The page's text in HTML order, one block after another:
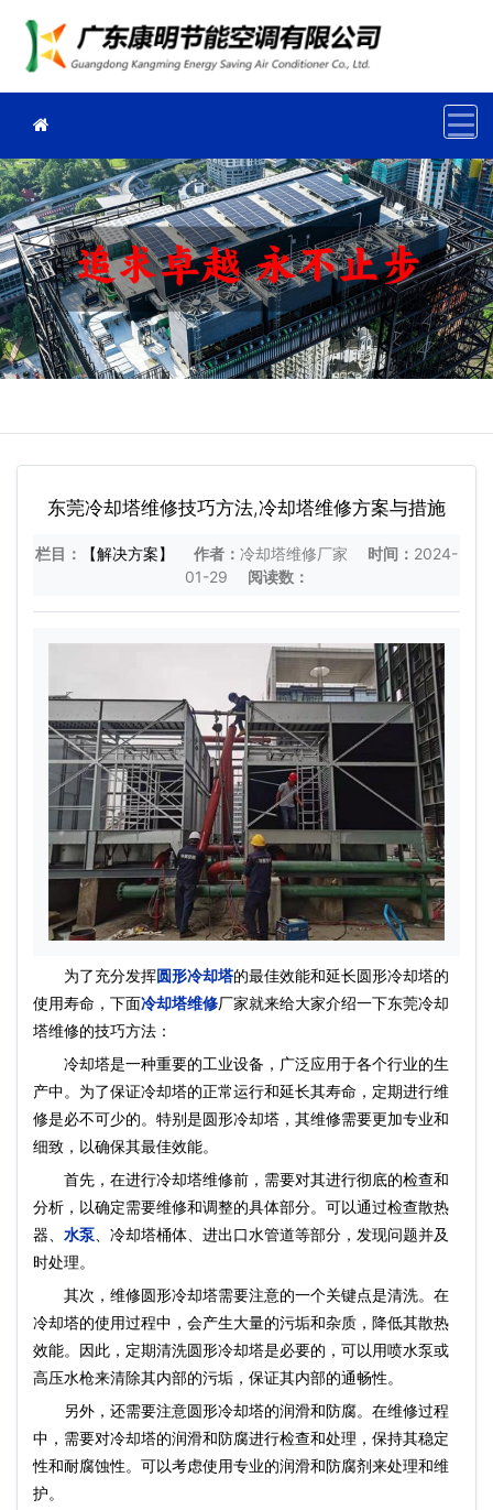
东莞冷却塔维修技巧方法,冷却塔维修方案与措施
栏目： 【解决方案】 作者： 冷却塔维修厂家 时间： 2024-
01-29
阅读数：
为了充分发挥圆形冷却塔的最佳效能和延长圆形冷却塔的
使用寿命，下面冷却塔维修厂家就来给大家介绍一下东莞冷却
塔维修的技巧方法：
冷却塔是一种重要的工业设备，广泛应用于各个行业的生
产中。为了保证冷却塔的正常运行和延长其寿命，定期进行维
修是必不可少的。特别是圆形冷却塔，其维修需要更加专业和
细致，以确保其最佳效能。
首先，在进行冷却塔维修前，需要对其进行彻底的检查和
分析，以确定需要维修和调整的具体部分。可以通过检查散热
器、 水泵 、冷却塔桶体、进出口水管道等部分，发现问题并及
时处理。
其次，维修圆形冷却塔需要注意的一个关键点是清洗。在
冷却塔的使用过程中，会产生大量的污垢和杂质，降低其散热
效能。因此，定期清洗圆形冷却塔是必要的，可以用喷水泵或
高压水枪来清除其内部的污垢，保证其内部的通畅性。
另外，还需要注意圆形冷却塔的润滑和防腐。在维修过程
中，需要对冷却塔的润滑和防腐进行检查和处理，保持其稳定
性和耐腐蚀性。可以考虑使用专业的润滑和防腐剂来处理和维
护。